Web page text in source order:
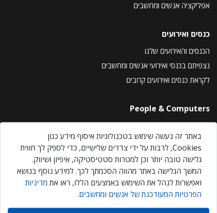
אפליקציה אנשים ומחשבים
כנסים ואירועים
הכנסים והאירועים שלנו
נצפיתם בכנסי ואירועי אנשים ומחשבים
לקראת כנסים ואירועים קרובים
People & Computers
About Us
Privacy Policy
Contact Us
Our Events
אנשים ומחשבים © 2026 – כל הזכויות שמורות
באתר זה נעשה שימוש בטכנולוגיות איסוף מידע כגון
Cookies, לרבות על ידי צדדים שלישיים, כדי לספק לך חווית
גלישה טובה יותר וכן למטרות סטטיסטיקה, איפיון ושיווק.
המשך הגלישה באתר מהווה הסכמתך לכך. למידע נוסף בנושא
ואפשרות לנהל את השימוש באמצעים הללו, ראו את מדיניות
הפרטיות המעודכנת של אנשים ומחשבים.